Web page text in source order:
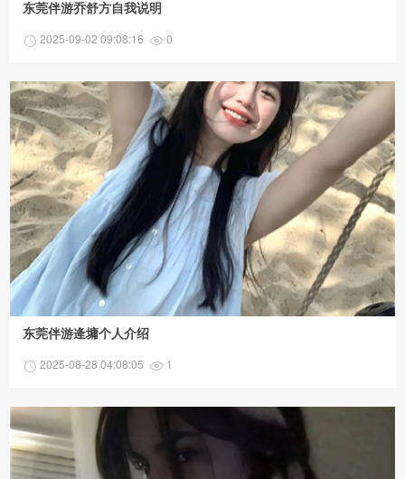
东莞伴游乔舒方自我说明
2025-09-02 09:08:16 0
东莞伴游逄墉个人介绍
2025-08-28 04:08:05 1